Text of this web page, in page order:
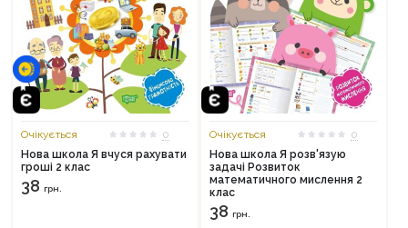
Очікується
0
Нова школа Я вчуся рахувати
гроші 2 клас
38 грн.
Очікується
0
Нова школа Я розв'язую
задачі Розвиток
математичного мислення 2
клас
38 грн.